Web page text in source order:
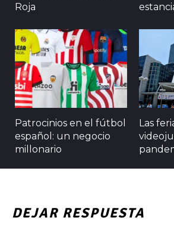
Roja
Patrocinios en el fútbol
español: un negocio
millonario
Las
DEJAR RESPUESTA